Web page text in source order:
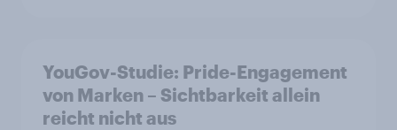
YouGov-Studie: Pride-Engagement
von Marken – Sichtbarkeit allein
reicht nicht aus